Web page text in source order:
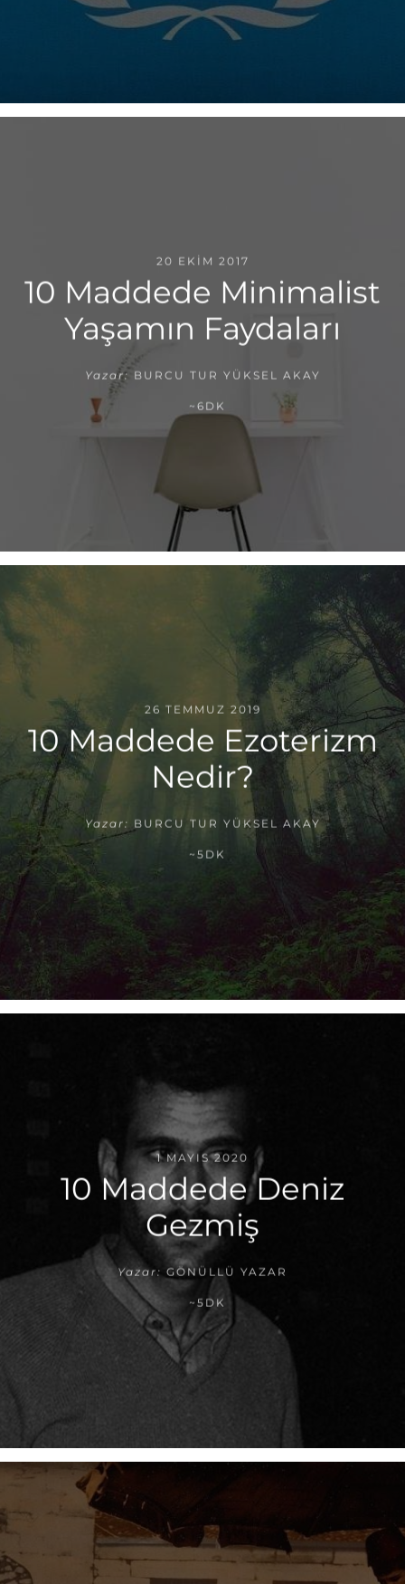
20 EKIM 2017
10 Maddede Minimalist
Yaşamın Faydaları
Yazar: BURCU TUR YÜKSEL AKAY
~6DK
26 TEMMUZ 2019
10 Maddede Ezoterizm
Nedir?
Yazar: BURCU TUR YÜKSEL AKAY
~5DK
1 MAYIS 2020
10 Maddede Deniz
Gezmiş
Yazar: GÖNÜLLÜ YAZAR
~5DK